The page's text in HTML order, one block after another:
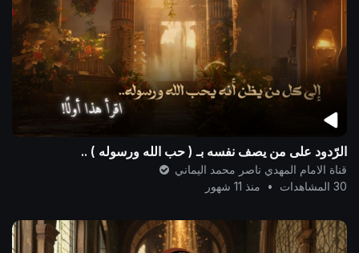
الرّدود على من يصف نفسه بـ ( حب الله ورسوله ) ..
قناة الامام المهدي ناصر محمد اليماني
30 المشاهدات
• منذ 11 شهور